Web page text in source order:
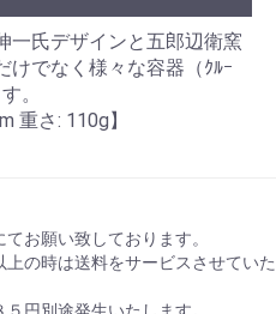
一氏デザインと五郎辺衛窯
けでなく様々な容器（ｸﾙｰ
。
重さ: 110g】
お願い致しております。
の時は送料をサービスさせていた